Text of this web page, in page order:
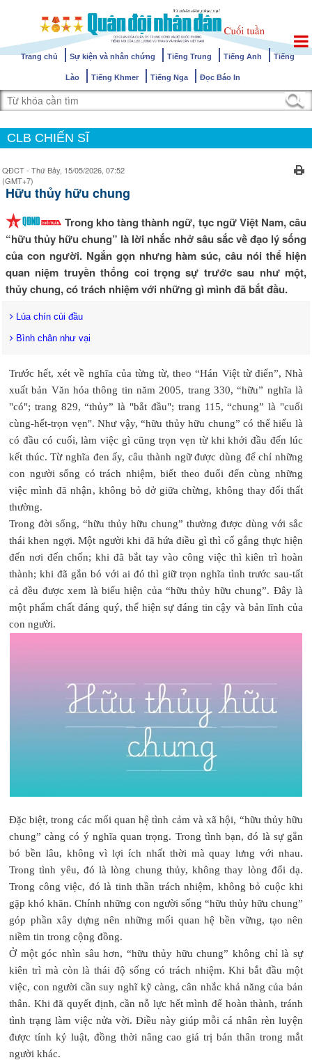
Trang chủ Sự kiện và nhân chứng Tiếng Trung Tiếng Anh Tiếng
Lào Tiếng Khmer Tiếng Nga Đọc Báo In
CLB CHIẾN SĨ
QĐCT - Thứ Bảy, 15/05/2026, 07:52
(GMT+7)
Hữu thủy hữu chung
Trong kho tàng thành ngữ, tục ngữ Việt Nam, câu
“hữu thủy hữu chung” là lời nhắc nhở sâu sắc về đạo lý sống
của con người. Ngắn gọn nhưng hàm súc, câu nói thể hiện
quan niệm truyền thống coi trọng sự trước sau như một,
thủy chung, có trách nhiệm với những gì mình đã bắt đầu.
Lúa chín cúi đầu
Bình chân như vại
Trước hết, xét về nghĩa của từng từ, theo “Hán Việt từ điển”, Nhà
xuất bản Văn hóa thông tin năm 2005, trang 330, “hữu” nghĩa là
"có"; trang 829, “thủy” là "bắt đầu"; trang 115, “chung” là "cuối
cùng-hết-trọn vẹn". Như vậy, “hữu thủy hữu chung” có thể hiểu là
có đầu có cuối, làm việc gì cũng trọn vẹn từ khi khởi đầu đến lúc
kết thúc. Từ nghĩa đen ấy, câu thành ngữ được dùng để chỉ những
con người sống có trách nhiệm, biết theo đuổi đến cùng những
việc mình đã nhận, không bỏ dở giữa chừng, không thay đổi thất
thường.
Trong đời sống, “hữu thủy hữu chung” thường được dùng với sắc
thái khen ngợi. Một người khi đã hứa điều gì thì cố gắng thực hiện
đến nơi đến chốn; khi đã bắt tay vào công việc thì kiên trì hoàn
thành; khi đã gắn bó với ai đó thì giữ trọn nghĩa tình trước sau-tất
cả đều được xem là biểu hiện của “hữu thủy hữu chung”. Đây là
một phẩm chất đáng quý, thể hiện sự đáng tin cậy và bản lĩnh của
con người.
Đặc biệt, trong các mối quan hệ tình cảm và xã hội, “hữu thủy hữu
chung” càng có ý nghĩa quan trọng. Trong tình bạn, đó là sự gắn
bó bền lâu, không vì lợi ích nhất thời mà quay lưng với nhau.
Trong tình yêu, đó là lòng chung thủy, không thay lòng đổi dạ.
Trong công việc, đó là tinh thần trách nhiệm, không bỏ cuộc khi
gặp khó khăn. Chính những con người sống “hữu thủy hữu chung”
góp phần xây dựng nên những mối quan hệ bền vững, tạo nên
niềm tin trong cộng đồng.
Ở một góc nhìn sâu hơn, “hữu thủy hữu chung” không chỉ là sự
kiên trì mà còn là thái độ sống có trách nhiệm. Khi bắt đầu một
việc, con người cần suy nghĩ kỹ càng, cân nhắc khả năng của bản
thân. Khi đã quyết định, cần nỗ lực hết mình để hoàn thành, tránh
tình trạng làm việc nửa vời. Điều này giúp mỗi cá nhân rèn luyện
được tính kỷ luật, đồng thời nâng cao giá trị bản thân trong mắt
người khác.